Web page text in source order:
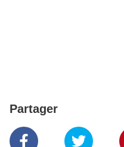
Partager